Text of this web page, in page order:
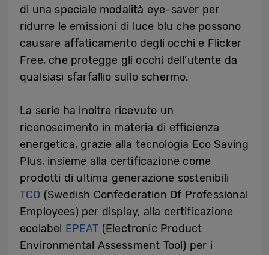
di una speciale modalità eye-saver per
ridurre le emissioni di luce blu che possono
causare affaticamento degli occhi e Flicker
Free, che protegge gli occhi dell’utente da
qualsiasi sfarfallio sullo schermo.
La serie ha inoltre ricevuto un
riconoscimento in materia di efficienza
energetica, grazie alla tecnologia Eco Saving
Plus, insieme alla certificazione come
prodotti di ultima generazione sostenibili
TCO (Swedish Confederation Of Professional
Employees) per display, alla certificazione
ecolabel EPEAT (Electronic Product
Environmental Assessment Tool) per i